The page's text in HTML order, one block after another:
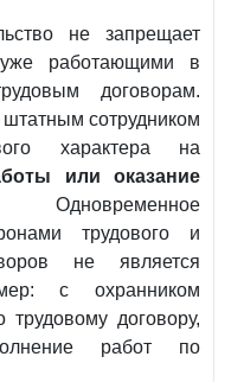
не запрещает
работающими в
договорам.
сотрудником
характера на
или оказание
Одновременное
трудового и
не является
с охранником
договору,
работ по